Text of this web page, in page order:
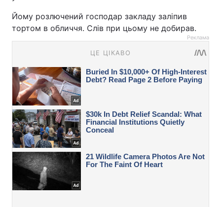
Йому розлючений господар закладу заліпив
тортом в обличчя. Слів при цьому не добирав.
Реклама